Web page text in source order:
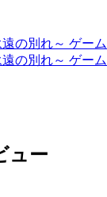
ュー